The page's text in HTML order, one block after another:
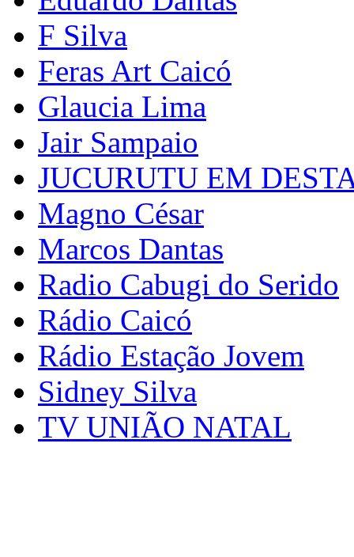
F Silva
Feras Art Caicó
Glaucia Lima
Jair Sampaio
JUCURUTU EM
Magno César
Marcos Dantas
Radio Cabugi do Serido
Rádio Caicó
Rádio Estação Jovem
Sidney Silva
TV UNIÃO NATAL